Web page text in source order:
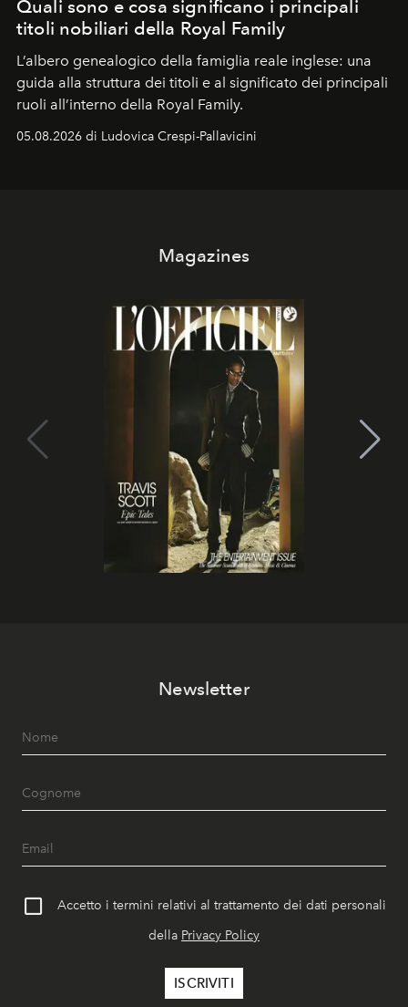
Quali sono e cosa significano i principali
titoli nobiliari della Royal Family
L’albero genealogico della famiglia reale inglese: una
guida alla struttura dei titoli e al significato dei principali
ruoli all’interno della Royal Family.
05.08.2026 di Ludovica Crespi-Pallavicini
Magazines
Newsletter
Accetto i termini relativi al trattamento dei dati personali
della Privacy Policy